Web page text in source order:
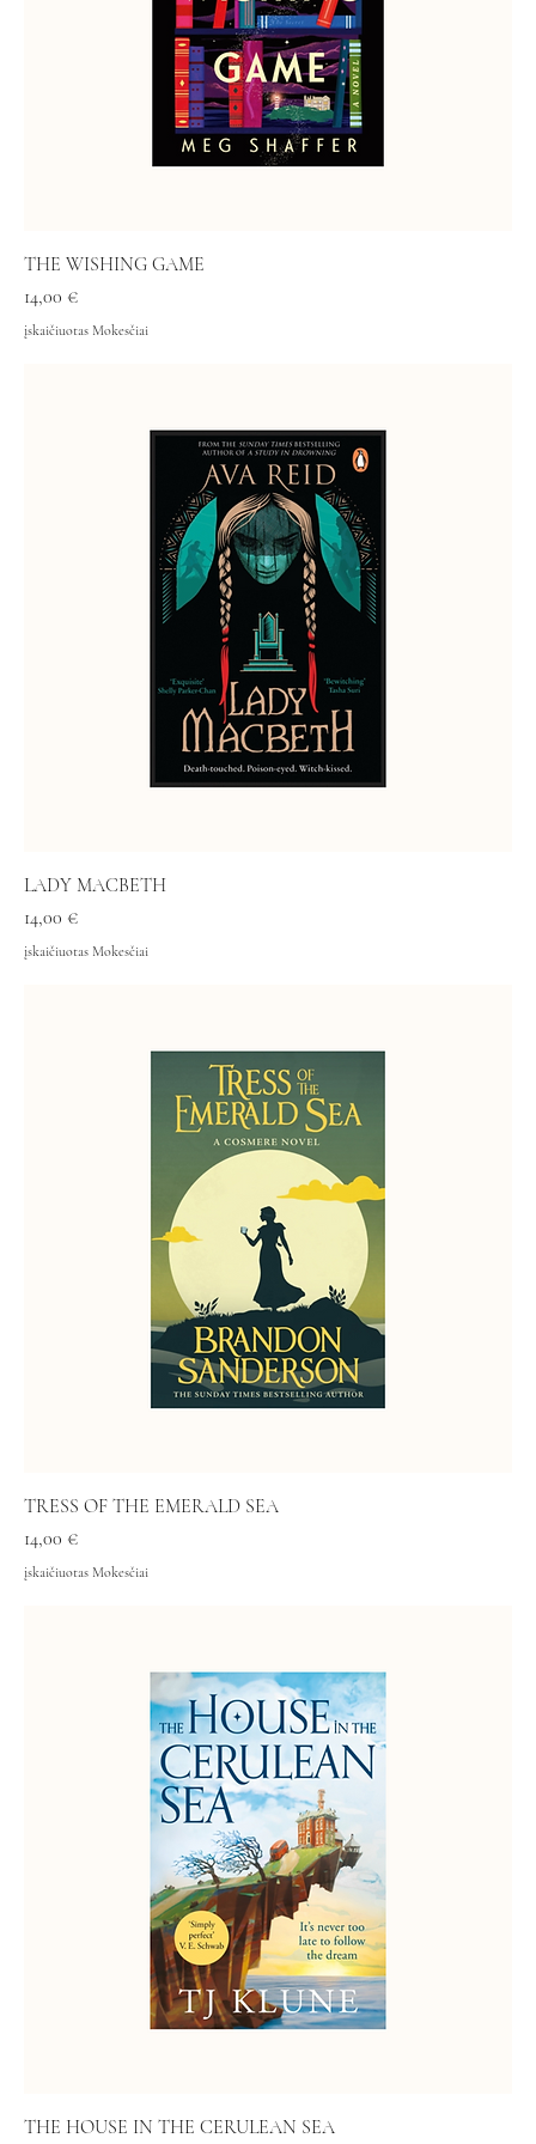
THE WISHING GAME
Kaina
14,00 €
įskaičiuotas Mokesčiai
LADY MACBETH
Kaina
14,00 €
įskaičiuotas Mokesčiai
TRESS OF THE EMERALD SEA
Kaina
14,00 €
įskaičiuotas Mokesčiai
THE HOUSE IN THE CERULEAN SEA